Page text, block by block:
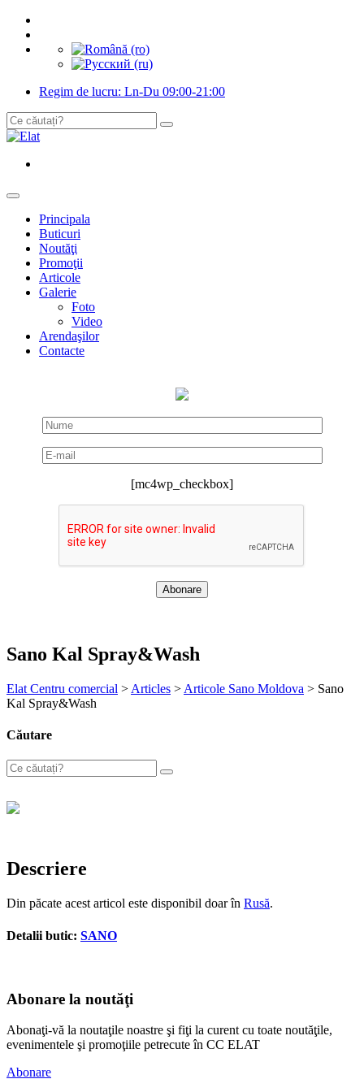
Regim de lucru: Ln-Du 09:00-21:00
Principala
Buticuri
Noutăţi
Promoţii
Articole
Galerie
Foto
Video
Arendaşilor
Contacte
[mc4wp_checkbox]
Sano Kal Spray&Wash
Elat Centru comercial > Articles > Articole Sano Moldova > Sano
Kal Spray&Wash
Căutare
Descriere
Din păcate acest articol este disponibil doar în Rusă.
Detalii butic: SANO
Abonare la noutăţi
Abonaţi-vă la noutaţile noastre şi fiţi la curent cu toate noutăţile,
evenimentele şi promoţiile petrecute în CC ELAT
Abonare